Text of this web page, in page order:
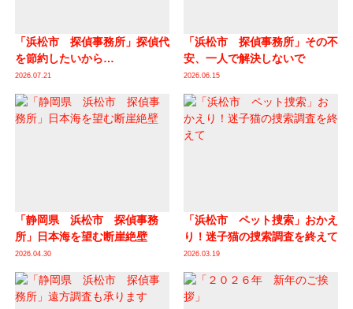
「浜松市 探偵事務所」探偵代
を節約したいから…
2026.07.21
「浜松市 探偵事務所」その不
安、一人で解決しないで
2026.06.15
「静岡県 浜松市 探偵事務
所」日本海を望む断崖絶壁
2026.04.30
「浜松市 ペット捜索」おかえ
り！迷子猫の捜索調査を終えて
2026.03.19